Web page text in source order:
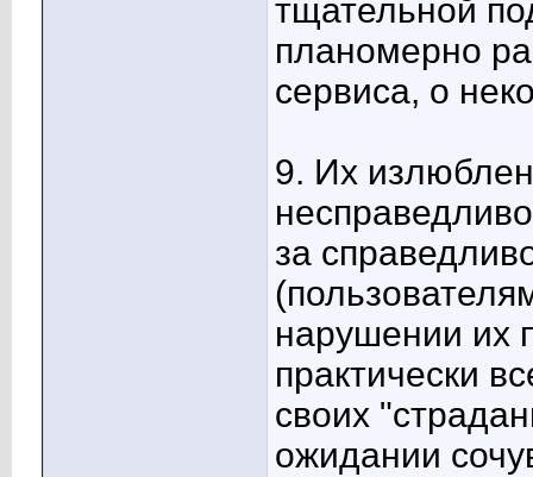
тщательной
планомерно
сервиса, о
9. Их
за
нарушении их
практически
своих
ожидании